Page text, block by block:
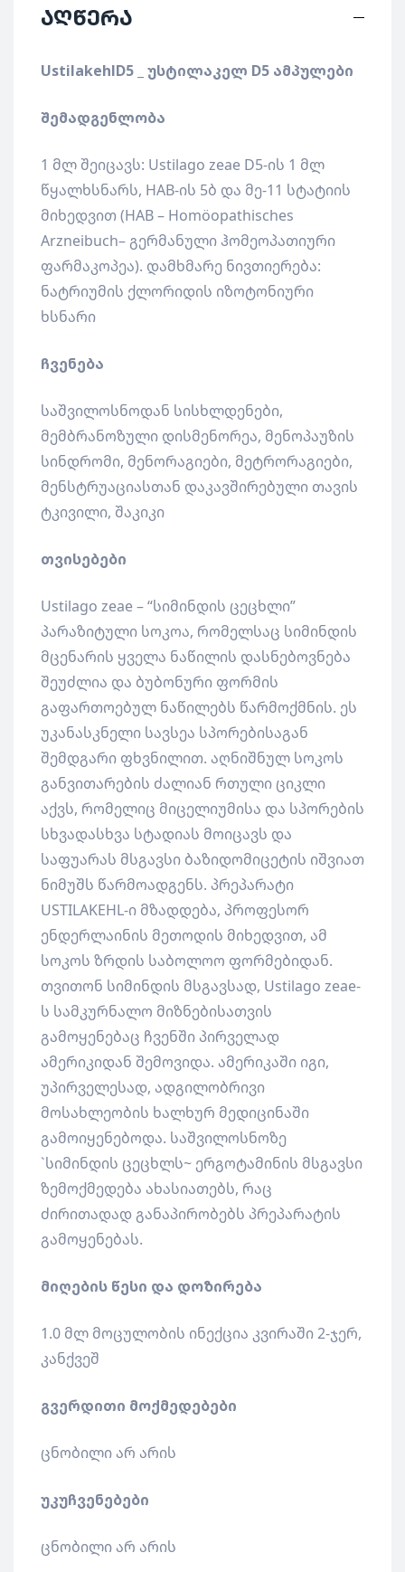
აღწერა
UstilakehlD5 _ უსტილაკელ D5 ამპულები
შემადგენლობა
1 მლ შეიცავს: Ustilago zeae D5-ის 1 მლ
წყალხსნარს, HAB-ის 5ბ და მე-11 სტატიის
მიხედვით (HAB – Homöopathisches
Arzneibuch– გერმანული ჰომეოპათიური
ფარმაკოპეა). დამხმარე ნივთიერება:
ნატრიუმის ქლორიდის იზოტონიური
ხსნარი
ჩვენება
საშვილოსნოდან სისხლდენები,
მემბრანოზული დისმენორეა, მენოპაუზის
სინდრომი, მენორაგიები, მეტრორაგიები,
მენსტრუაციასთან დაკავშირებული თავის
ტკივილი, შაკიკი
თვისებები
Ustilago zeae – “სიმინდის ცეცხლი”
პარაზიტული სოკოა, რომელსაც სიმინდის
მცენარის ყველა ნაწილის დასნებოვნება
შეუძლია და ბუბონური ფორმის
გაფართოებულ ნაწილებს წარმოქმნის. ეს
უკანასკნელი სავსეა სპორებისაგან
შემდგარი ფხვნილით. აღნიშნულ სოკოს
განვითარების ძალიან რთული ციკლი
აქვს, რომელიც მიცელიუმისა და სპორების
სხვადასხვა სტადიას მოიცავს და
საფუარას მსგავსი ბაზიდომიცეტის იშვიათ
ნიმუშს წარმოადგენს. პრეპარატი
USTILAKEHL-ი მზადდება, პროფესორ
ენდერლაინის მეთოდის მიხედვით, ამ
სოკოს ზრდის საბოლოო ფორმებიდან.
თვითონ სიმინდის მსგავსად, Ustilago zeae-
ს სამკურნალო მიზნებისათვის
გამოყენებაც ჩვენში პირველად
ამერიკიდან შემოვიდა. ამერიკაში იგი,
უპირველესად, ადგილობრივი
მოსახლეობის ხალხურ მედიცინაში
გამოიყენებოდა. საშვილოსნოზე
`სიმინდის ცეცხლს~ ერგოტამინის მსგავსი
ზემოქმედება ახასიათებს, რაც
ძირითადად განაპირობებს პრეპარატის
გამოყენებას.
მიღების წესი და დოზირება
1.0 მლ მოცულობის ინექცია კვირაში 2-ჯერ,
კანქვეშ
გვერდითი მოქმედებები
ცნობილი არ არის
უკუჩვენებები
ცნობილი არ არის